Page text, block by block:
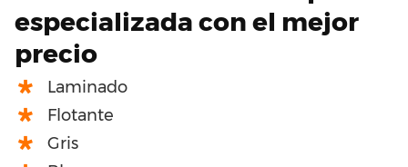
especializada con el mejor
precio
Laminado
Flotante
Gris